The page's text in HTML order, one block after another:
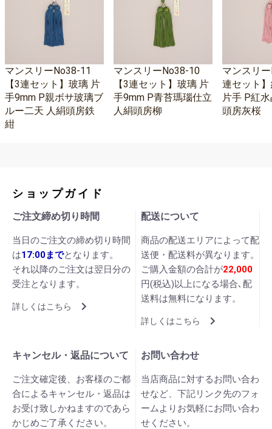
マンスリーNo38-11
【3連セット】玻璃 片
手9mm P親ボサ玻璃ブ
ルー二天 人絹頭房鉄
紺
マンスリーNo38-10
【3連セット】玻璃 片
手9mm P青苔瑪瑙仕立
人絹頭房柳
マンスリ
連セット
片手 P紅
頭房灰桜
ショップガイド
ご注文締め切り時間
当日のご注文の締め切り時間
は17:00までとなります。
それ以降のご注文は翌日分の
受注となります。
詳しくはこちら
配送について
商品の配送エリアによって配
送便・配送料が異なります。
ご購入金額の合計が22,000
円(税込)以上になる場合､配
送料は無料になります。
詳しくはこちら
キャンセル・返品について
ご注文確定後、お客様のご都
合によるキャンセル・返品は
お受け致しかねますのであら
かじめご了承ください。
お問い合わせ
当店商品に対するお問い合わ
せなど、下記リンク先のフォ
ームよりお気軽にお問い合わ
せください。